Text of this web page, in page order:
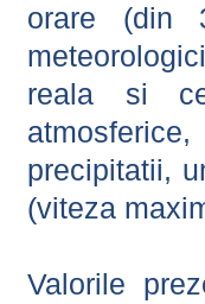
orare (din
reala si
precipitatii,
(viteza
Valorile